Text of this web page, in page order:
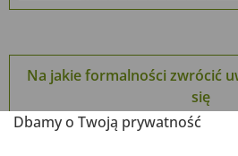
Na jakie formalności zwrócić
się
do wyjścia w
Dbamy o Twoją prywatność